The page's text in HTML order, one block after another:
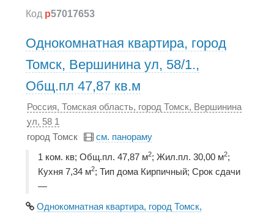
Код p57017653
Однокомнатная квартира, город
Томск, Вершинина ул, 58/1.,
Общ.пл 47,87 кв.м
Россия, Томская область, город Томск, Вершинина
ул, 58 1
город Томск
см. панораму
1 ком. кв; Общ.пл. 47,87 м2; Жил.пл. 30,00 м2;
Кухня 7,34 м2; Тип дома Кирпичный; Срок сдачи
—
Однокомнатная квартира, город Томск,